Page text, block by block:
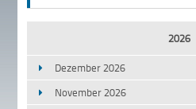
2026
Dezember 2026
November 2026